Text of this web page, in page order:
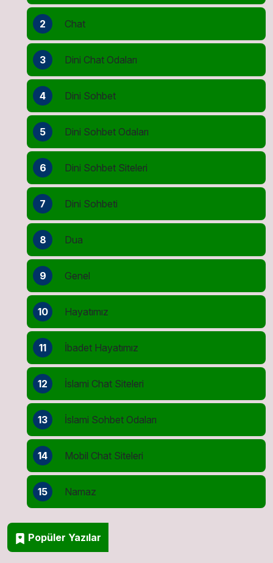
2 Chat
3 Dini Chat Odaları
4 Dini Sohbet
5 Dini Sohbet Odaları
6 Dini Sohbet Siteleri
7 Dini Sohbeti
8 Dua
9 Genel
10 Hayatımız
11 İbadet Hayatımız
12 İslami Chat Siteleri
13 İslami Sohbet Odaları
14 Mobil Chat Siteleri
15 Namaz
Popüler Yazılar